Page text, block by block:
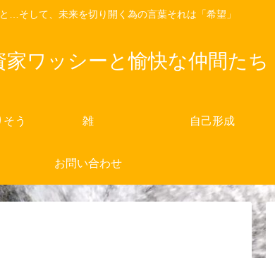
…そして、未来を切り開く為の言葉それは「希望」
家ワッシーと愉快な仲間たち
う 雑 自己形成
お問い合わせ